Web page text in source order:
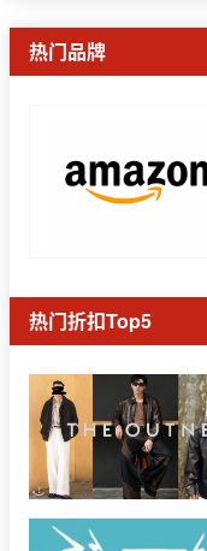
热门品牌
热门折扣Top5